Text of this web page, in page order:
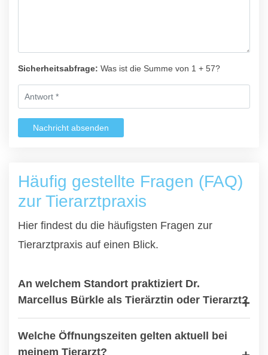
Sicherheitsabfrage: Was ist die Summe von 1 + 57?
Nachricht absenden
Häufig gestellte Fragen (FAQ)
zur Tierarztpraxis
Hier findest du die häufigsten Fragen zur
Tierarztpraxis auf einen Blick.
An welchem Standort praktiziert Dr.
Marcellus Bürkle als Tierärztin oder Tierarzt?
Welche Öffnungszeiten gelten aktuell bei
meinem Tierarzt?